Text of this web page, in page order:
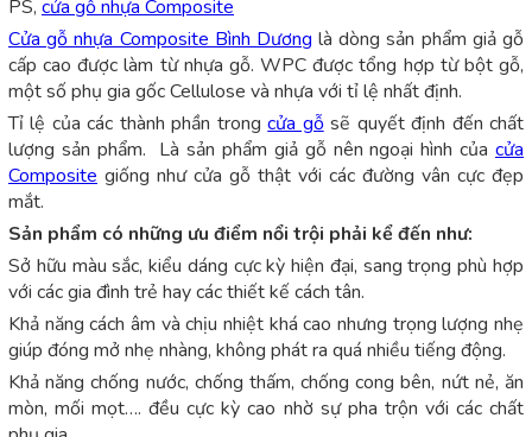
PS, cửa gỗ nhựa Composite
Cửa gỗ nhựa Composite Bình Dương là dòng sản phẩm giả gỗ
cấp cao được làm từ nhựa gỗ. WPC được tổng hợp từ bột gỗ,
một số phụ gia gốc Cellulose và nhựa với tỉ lệ nhất định.
Tỉ lệ của các thành phần trongcửa gỗsẽ quyết định đến chất
lượng sản phẩm. Là sản phẩm giả gỗ nên ngoại hình của cửa
Composite giống như cửa gỗ thật với các đường vân cực đẹp
mắt.
Sản phẩm có những ưu điểm nổi trội phải kể đến như:
Sở hữu màu sắc, kiểu dáng cực kỳ hiện đại, sang trọng phù hợp
với các gia đình trẻ hay các thiết kế cách tân.
Khả năng cách âm và chịu nhiệt khá cao nhưng trọng lượng nhẹ
giúp đóng mở nhẹ nhàng, không phát ra quá nhiều tiếng động.
Khả năng chống nước, chống thấm, chống cong bên, nứt nẻ, ăn
mòn, mối mọt…. đều cực kỳ cao nhờ sự pha trộn với các chất